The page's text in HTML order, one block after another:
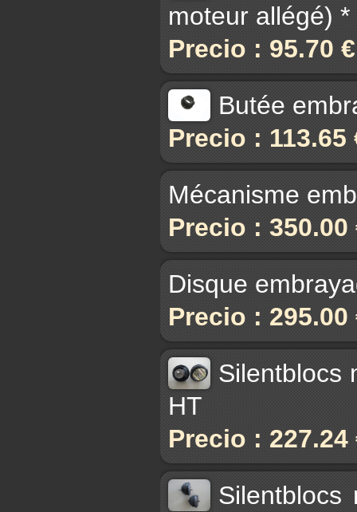
moteur allégé)
Precio : 95.70
Butée
Precio : 113.65
Mécanisme
Precio : 350.00
Disque
Precio : 295.00
Silentblocs
HT
Precio : 227.24